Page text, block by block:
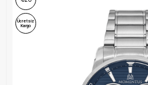
Ücretsiz
Kargo